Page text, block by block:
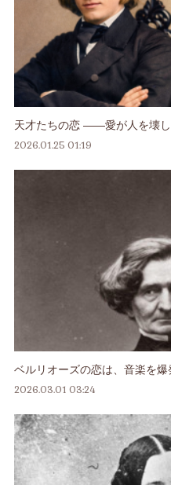
天才たちの恋 ――愛が人を壊
2026.01.25 01:19
ベルリオーズの恋は、音楽を
2026.03.01 03:24